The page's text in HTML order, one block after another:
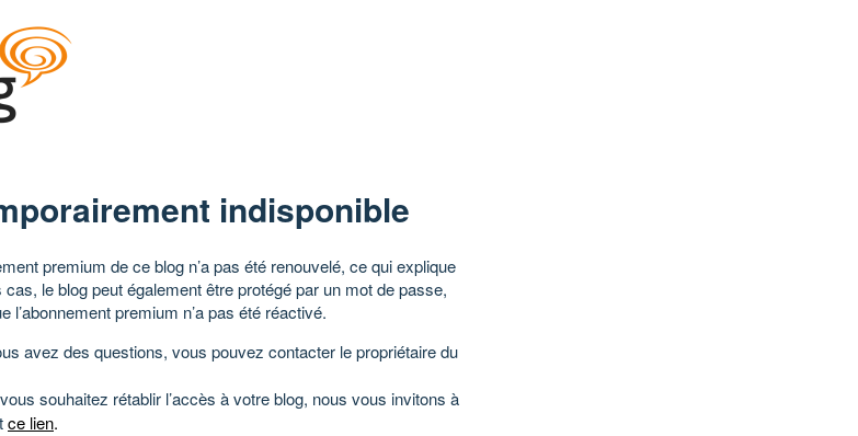
indisponible
premium de ce blog n’a pas été renouvelé, ce qui explique
le blog peut également être protégé par un mot de passe,
l’abonnement premium n’a pas été réactivé.
avez des questions, vous pouvez contacter le propriétaire du
souhaitez rétablir l’accès à votre blog, nous vous invitons à
ce lien.